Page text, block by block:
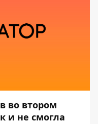
во втором
и не смогла